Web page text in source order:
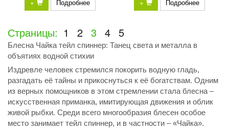
+ Подробнее + Подробнее
Страницы: 1 2 3 4 5
Блесна Чайка тейл спиннер: Танец света и металла в
объятиях водной стихии
Издревле человек стремился покорить водную гладь,
разгадать её тайны и прикоснуться к её богатствам. Одним
из верных помощников в этом стремлении стала блесна –
искусственная приманка, имитирующая движения и облик
живой рыбки. Среди всего многообразия блесен особое
место занимает тейл спиннер, и в частности – «Чайка».